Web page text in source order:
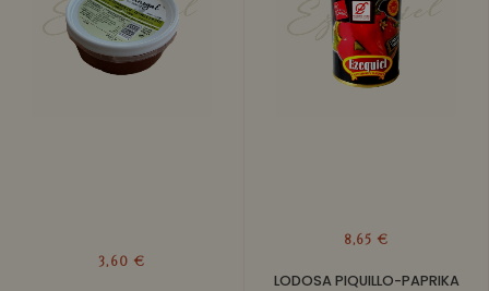
3,60 €
8,65 €
LODOSA PIQUILLO-PAPRIKA